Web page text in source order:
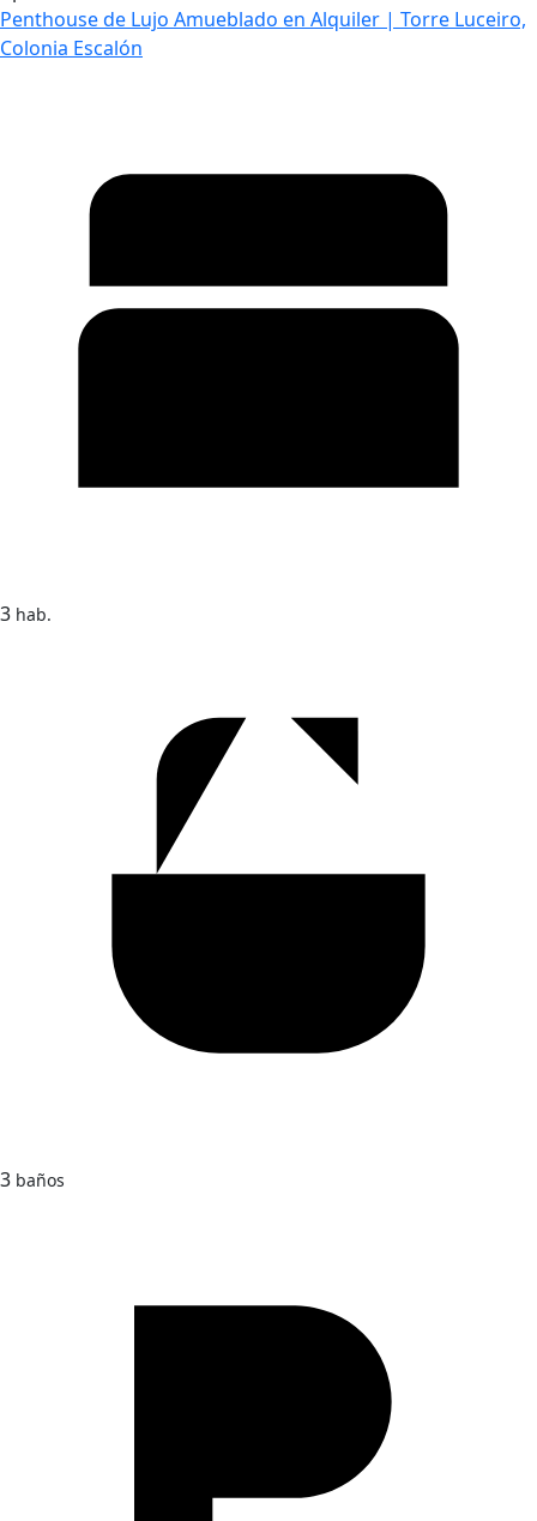
Penthouse de Lujo Amueblado en Alquiler | Torre Luceiro,
Colonia Escalón
3 hab.
3 baños